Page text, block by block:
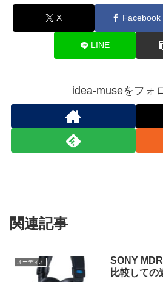
X Facebook
LINE
idea-museをフォ
関連記事
オーディオ
SONY
比較しての